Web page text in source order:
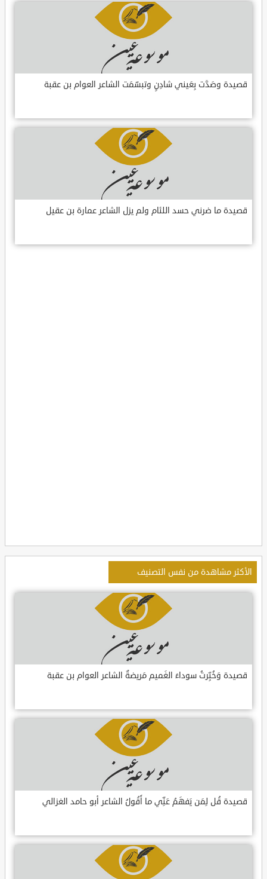
قصيدة وصَدَّت بِعَيني شادِنٍ وتبسّمَت الشاعر العوام بن عقبة
قصيدة ما ضرني حسد اللئام ولم يزل الشاعر عمارة بن عقيل
الأكثر مشاهدة من نفس التصنيف
قصيدة وَخُبِّرتُ سوداءَ الغَميم مَريضةٌ الشاعر العوام بن عقبة
قصيدة قُل لِمَن يَفهَمُ عَنِّي ما أَقُولُ الشاعر أبو حامد الغزالي